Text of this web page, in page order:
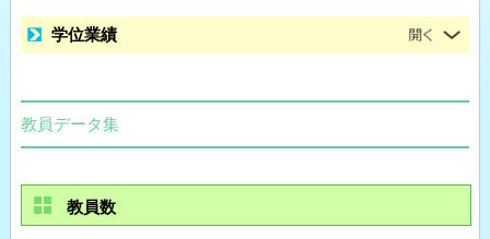
学位業績
教員データ集
教員数